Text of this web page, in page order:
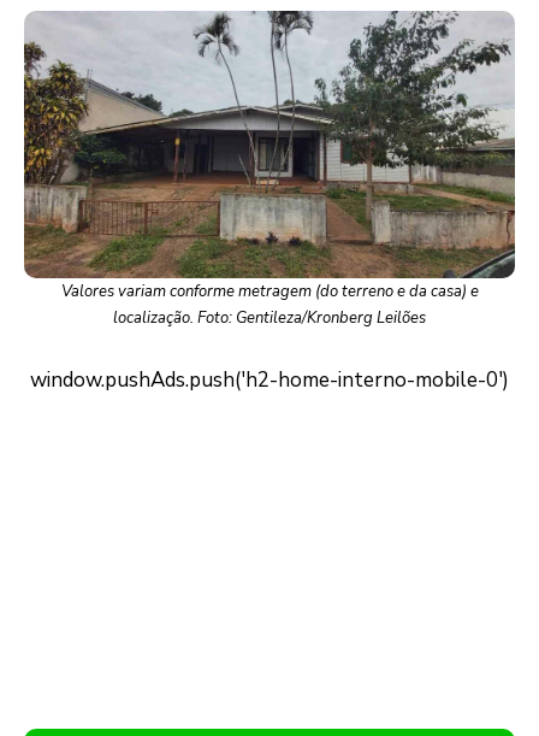
Valores variam conforme metragem (do terreno e da casa) e
localização. Foto: Gentileza/Kronberg Leilões